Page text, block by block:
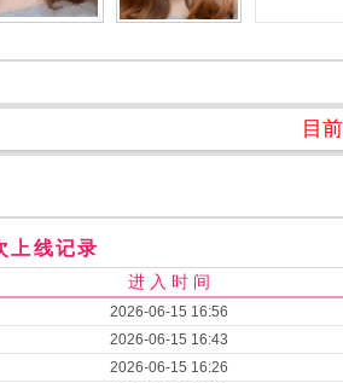
目
上线记录
进 入 时 间
2026-06-15 16:56
2026-06-15 16:43
2026-06-15 16:26